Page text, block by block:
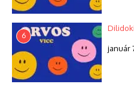
6
január